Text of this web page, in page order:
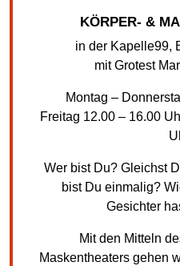
KÖRPER- &
in der Kapelle99,
mit Grotest
Montag –
Freitag 12.00 – 16.00
Wer bist Du? Gleichst
bist Du einmalig?
Gesichter
Mit den Mitteln
Maskentheaters gehen